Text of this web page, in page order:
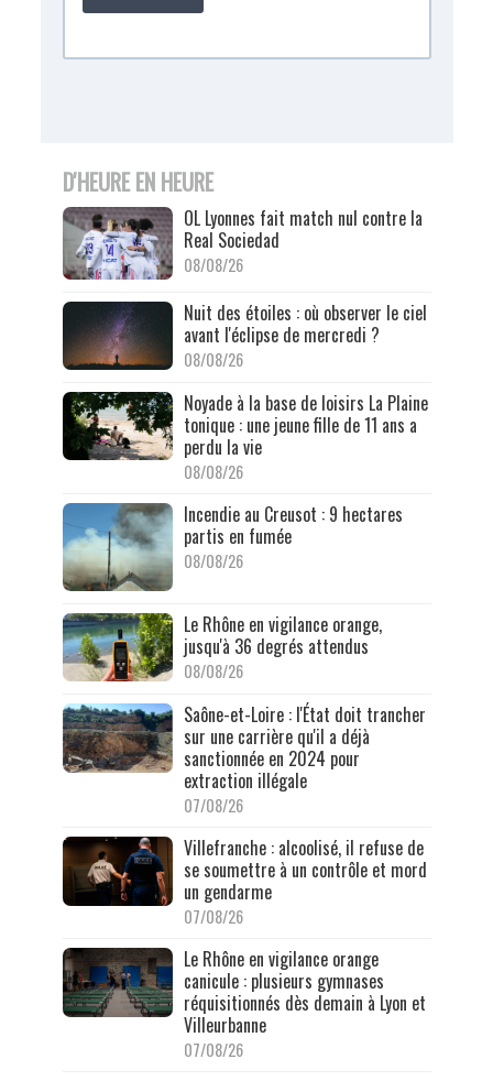
D'HEURE EN HEURE
OL Lyonnes fait match nul contre la
Real Sociedad
08/08/26
Nuit des étoiles : où observer le ciel
avant l'éclipse de mercredi ?
08/08/26
Noyade à la base de loisirs La Plaine
tonique : une jeune fille de 11 ans a
perdu la vie
08/08/26
Incendie au Creusot : 9 hectares
partis en fumée
08/08/26
Le Rhône en vigilance orange,
jusqu'à 36 degrés attendus
08/08/26
Saône-et-Loire : l'État doit trancher
sur une carrière qu'il a déjà
sanctionnée en 2024 pour
extraction illégale
07/08/26
Villefranche : alcoolisé, il refuse de
se soumettre à un contrôle et mord
un gendarme
07/08/26
Le Rhône en vigilance orange
canicule : plusieurs gymnases
réquisitionnés dès demain à Lyon et
Villeurbanne
07/08/26